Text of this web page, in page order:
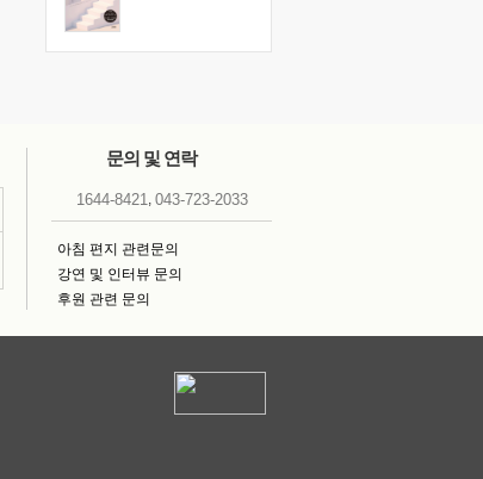
문의 및 연락
1644-8421, 043-723-2033
아침 편지 관련문의
강연 및 인터뷰 문의
후원 관련 문의